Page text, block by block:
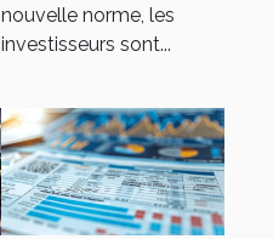
nouvelle norme, les
investisseurs sont...